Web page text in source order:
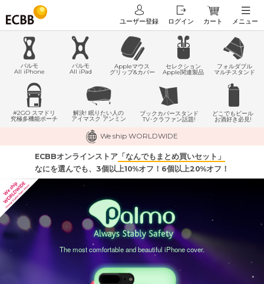
ユーザー登録 ログイン カート メニュー
パルモ
All iPhone
パルモ
All iPad
Appleマウス
グリップ&カバー
セレクション
Apple関連製品
フォルダブル
マルチスタンド
#2GO スマドリ
究極多機能ポーチ
解決! 眠りたい人の
アイマスク アンミン
ブックカバースタンド
TV･クラファン話題!
どこでもビール
お酒好き必見!
We ship WORLDWIDE
ECBBオンラインストア 「なんでもまとめ買いセット」
なにを選んでも、3個以上10%オフ！6個以上20%オフ！
The most comfortable and beautiful iPhone cover.